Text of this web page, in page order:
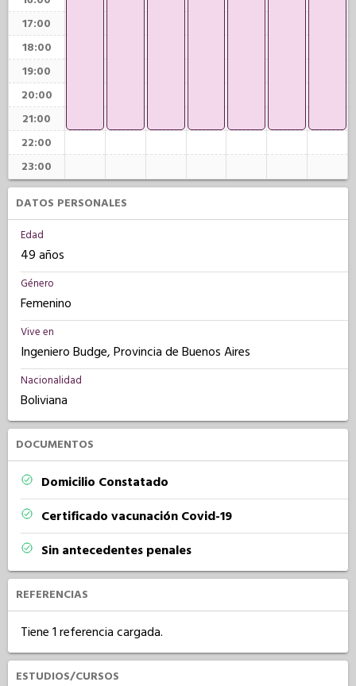
17:00
18:00
19:00
20:00
21:00
22:00
23:00
DATOS PERSONALES
Edad
49 años
Género
Femenino
Vive en
Ingeniero Budge, Provincia de Buenos Aires
Nacionalidad
Boliviana
DOCUMENTOS
Domicilio Constatado
Certificado vacunación Covid-19
Sin antecedentes penales
REFERENCIAS
Tiene 1 referencia cargada.
ESTUDIOS/CURSOS